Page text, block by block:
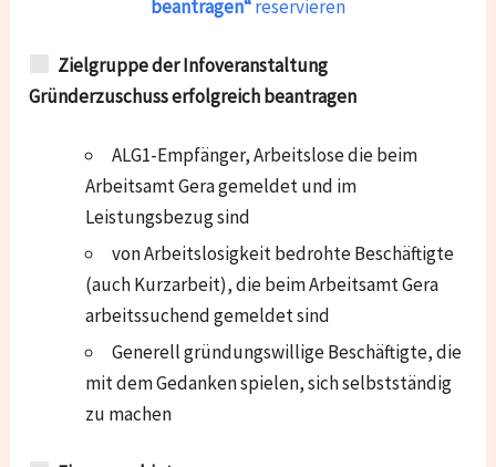
beantragen“reservieren
Zielgruppe der Infoveranstaltung
Gründerzuschuss erfolgreich beantragen
ALG1-Empfänger, Arbeitslose die beim
Arbeitsamt Gera gemeldet und im
Leistungsbezug sind
von Arbeitslosigkeit bedrohte Beschäftigte
(auch Kurzarbeit), die beim Arbeitsamt Gera
arbeitssuchend gemeldet sind
Generell gründungswillige Beschäftigte, die
mit dem Gedanken spielen, sich selbstständig
zu machen